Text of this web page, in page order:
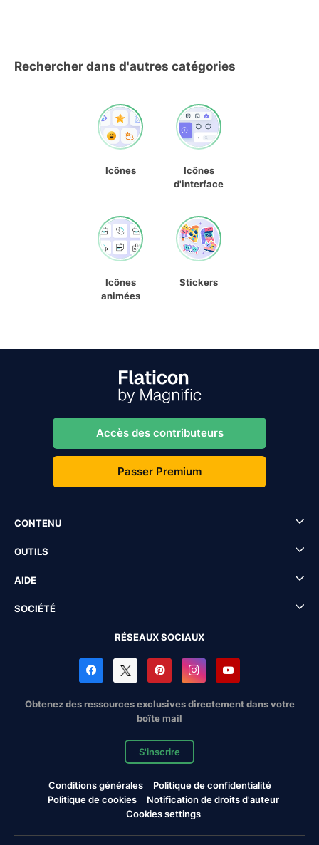
Rechercher dans d'autres catégories
Icônes
Icônes
d'interface
Icônes
animées
Stickers
Accès des contributeurs
Passer Premium
CONTENU
OUTILS
AIDE
SOCIÉTÉ
RÉSEAUX SOCIAUX
Obtenez des ressources exclusives directement dans votre
boîte mail
S'inscrire
Conditions générales
Politique de confidentialité
Politique de cookies
Notification de droits d'auteur
Cookies settings